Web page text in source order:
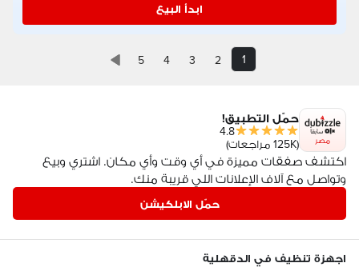
ابدأ البيع
1
2
3
4
5
مصر
حمّل التطبيق!
4.8
(125K مراجعات)
اكتشف صفقات مميزة في أي وقت وأي مكان. اشتري وبيع
وتواصل مع آلاف الإعلانات اللي قريبة منك.
حمّل الابلكيشن
اجهزة تنظيف في الدقهلية